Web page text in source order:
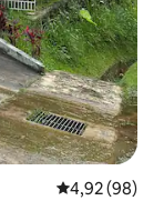
Gemiddelde
4,92 (98)